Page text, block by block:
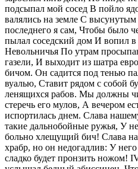
подсыпал мой сосед В пойло
валялись на земле С
последнего я сам, Чтобы было
пылал соседский дом И вопил в
Невольничья По утрам
газели, И выходит из шатра
бичом. Он садится под тенью
вуалью, Ставит рядом с собой
ленящихся рабов. Мы должны
стеречь его мулов, А вечером
испортилась днем. Слава
такие дальнобойные ружья, У
больно хлещущий бич! Слава
храбр, но он недогадлив: У
сладко будет пронзить ножом!